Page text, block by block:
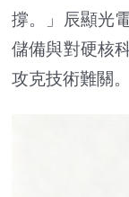
撐。」辰顯光
儲備與對硬核
攻克技術難關。